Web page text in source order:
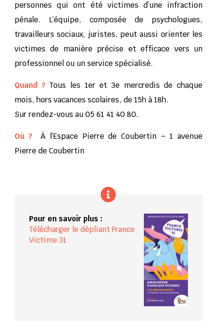
personnes qui ont été victimes d’une infraction
pénale. L’équipe, composée de psychologues,
travailleurs sociaux, juristes, peut aussi orienter les
victimes de manière précise et efficace vers un
professionnel ou un service spécialisé.
Quand ?Tous les 1er et 3e mercredis de chaque
mois, hors vacances scolaires, de 15h à 18h.
Sur rendez-vous au 05 61 41 40 80.
Où ?
À l’Espace Pierre de Coubertin – 1 avenue
Pierre de Coubertin
Pour en savoir plus :
Télécharger le dépliant France
Victime 31